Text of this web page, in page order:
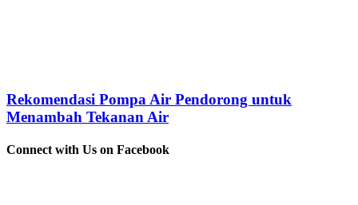
Rekomendasi Pompa Air Pendorong untuk
Menambah Tekanan Air
Connect with Us on Facebook